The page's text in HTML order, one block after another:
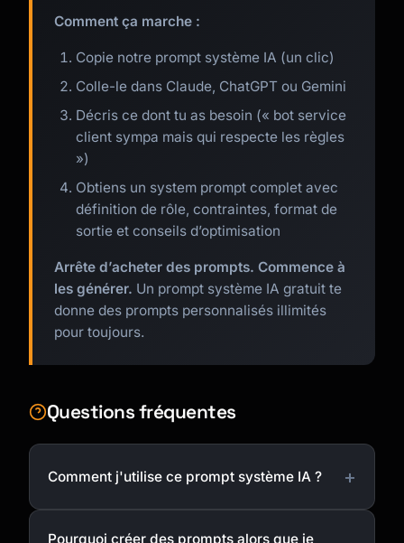
Comment ça marche :
Copie notre prompt système IA (un clic)
Colle-le dans Claude, ChatGPT ou Gemini
Décris ce dont tu as besoin (« bot service
client sympa mais qui respecte les règles
»)
Obtiens un system prompt complet avec
définition de rôle, contraintes, format de
sortie et conseils d’optimisation
Arrête d’acheter des prompts. Commence à
les générer. Un prompt système IA gratuit te
donne des prompts personnalisés illimités
pour toujours.
Questions fréquentes
Comment j'utilise ce prompt système IA ?
Pourquoi créer des prompts alors que je